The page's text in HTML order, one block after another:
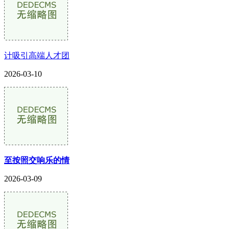
计吸引高端人才团
2026-03-10
至按照交响乐的情
2026-03-09